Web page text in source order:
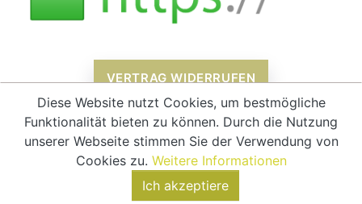
VERTRAG WIDERRUFEN
Alle Preise verstehen sich inklusive Mehrwertsteuer und zzgl.
Versandkosten
© 2026 - tmms-verlag
Diese Website nutzt Cookies, um bestmögliche
Funktionalität bieten zu können. Durch die Nutzung
unserer Webseite stimmen Sie der Verwendung von
Cookies zu. Weitere Informationen
Ich akzeptiere